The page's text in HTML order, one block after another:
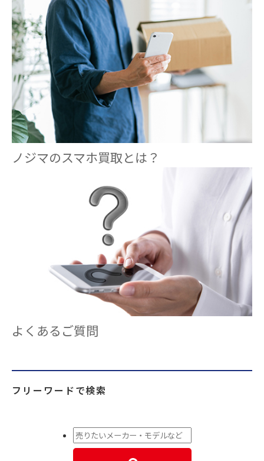
ノジマのスマホ買取とは？
よくあるご質問
フリーワードで検索